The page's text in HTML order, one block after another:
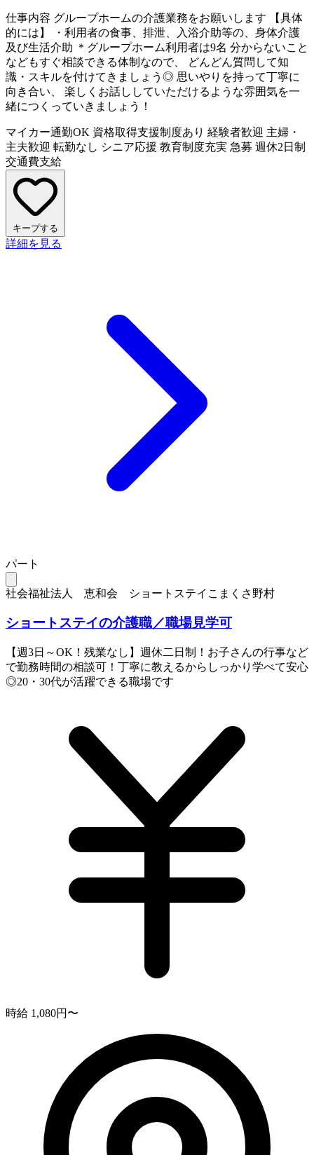
仕事内容 グループホームの介護業務をお願いします 【具体
的には】 ・利用者の食事、排泄、入浴介助等の、身体介護
及び生活介助 ＊グループホーム利用者は9名 分からないこと
などもすぐ相談できる体制なので、 どんどん質問して知
識・スキルを付けてきましょう◎ 思いやりを持って丁寧に
向き合い、 楽しくお話ししていただけるような雰囲気を一
緒につくっていきましょう！
マイカー通勤OK 資格取得支援制度あり 経験者歓迎 主婦・
主夫歓迎 転勤なし シニア応援 教育制度充実 急募 週休2日制
交通費支給
キープする
詳細を見る
パート
社会福祉法人 恵和会 ショートステイこまくさ野村
ショートステイの介護職／職場見学可
【週3日～OK！残業なし】週休二日制！お子さんの行事など
で勤務時間の相談可！丁寧に教えるからしっかり学べて安心
◎20・30代が活躍できる職場です
時給 1,080円〜